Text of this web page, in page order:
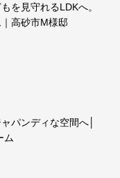
を見守れるLDKへ。
高砂市M様邸
パンディな空間へ│
ム